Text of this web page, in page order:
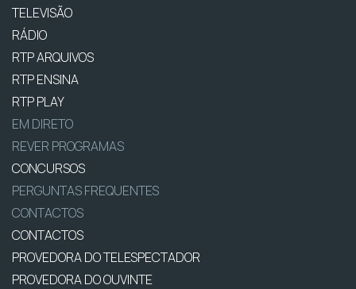
TELEVISÃO
RÁDIO
RTP ARQUIVOS
RTP ENSINA
RTP PLAY
EM DIRETO
REVER PROGRAMAS
CONCURSOS
PERGUNTAS FREQUENTES
CONTACTOS
CONTACTOS
PROVEDORA DO TELESPECTADOR
PROVEDORA DO OUVINTE